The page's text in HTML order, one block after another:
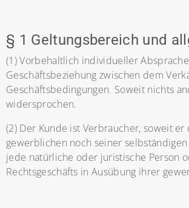
§ 1 Geltungsbereich und
(1) Vorbehaltlich individueller
Geschäftsbeziehung zwischen dem
Geschäftsbedingungen. Soweit nichts
widersprochen.
(2) Der Kunde ist Verbraucher, soweit
gewerblichen noch seiner
jede natürliche oder juristische Person
Rechtsgeschäfts in Ausübung ihrer